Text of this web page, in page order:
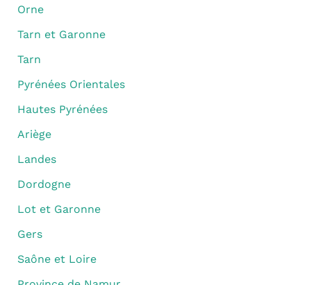
Orne
Tarn et Garonne
Tarn
Pyrénées Orientales
Hautes Pyrénées
Ariège
Landes
Dordogne
Lot et Garonne
Gers
Saône et Loire